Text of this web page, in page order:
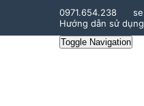
0971.654.238
Hướng dẫn sử dụng
Toggle Navigation